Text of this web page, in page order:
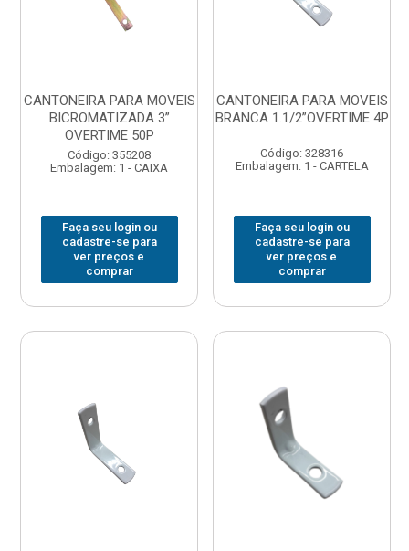
CANTONEIRA PARA MOVEIS
BICROMATIZADA 3”
OVERTIME 50P
Código: 355208
Embalagem: 1 - CAIXA
Faça seu login ou
cadastre-se para
ver preços e
comprar
CANTONEIRA PARA MOVEIS
BRANCA 1.1/2”OVERTIME 4P
Código: 328316
Embalagem: 1 - CARTELA
Faça seu login ou
cadastre-se para
ver preços e
comprar